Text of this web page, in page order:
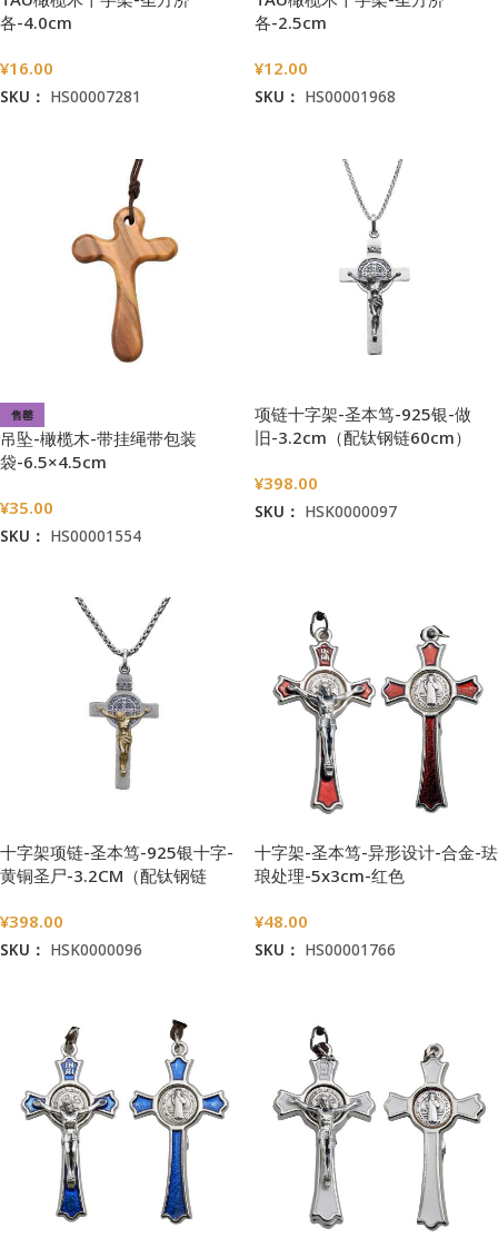
各-4.0cm
¥16.00
SKU： HS00007281
各-2.5cm
¥12.00
SKU： HS00001968
售罄
吊坠-橄榄木-带挂绳带包装
袋-6.5×4.5cm
¥35.00
SKU： HS00001554
项链十字架-圣本笃-925银-做
旧-3.2cm（配钛钢链60cm）
¥398.00
SKU： HSK0000097
十字架项链-圣本笃-925银十字-
黄铜圣尸-3.2CM（配钛钢链
¥398.00
SKU： HSK0000096
十字架-圣本笃-异形设计-合金-珐
琅处理-5x3cm-红色
¥48.00
SKU： HS00001766